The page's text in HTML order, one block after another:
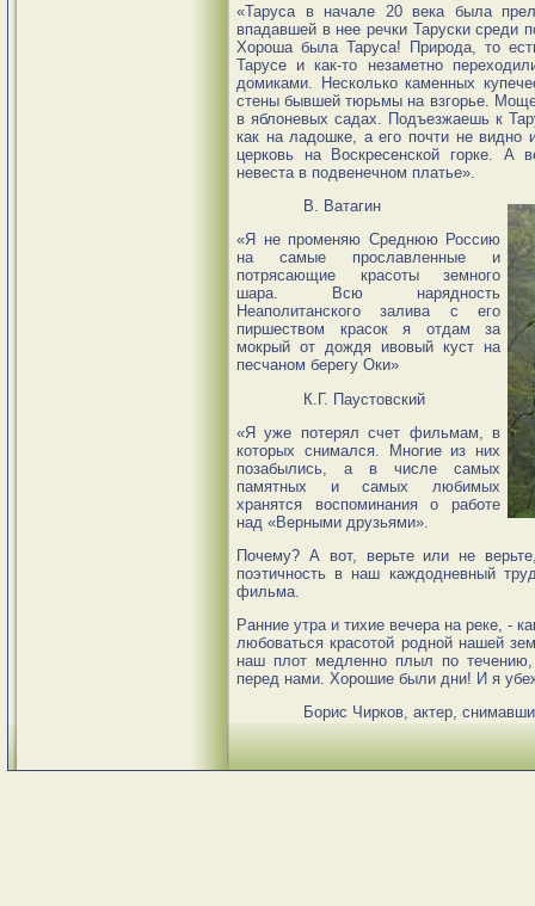
«Таруса в начале 20 века была
впадавшей в нее речки Таруски среди
Хороша была Таруса! Природа, то
Тарусе и как-то незаметно
домиками. Несколько каменных
стены бывшей тюрьмы на взгорье.
в яблоневых садах. Подъезжаешь к
как на ладошке, а его почти не видно
церковь на Воскресенской горке. А
невеста в подвенечном платье».
В. Ватагин
«Я не променяю Среднюю Россию
на самые прославленные и
потрясающие красоты земного
шара. Всю нарядность
Неаполитанского залива с его
пиршеством красок я отдам за
мокрый от дождя ивовый куст на
песчаном берегу Оки»
К.Г. Паустовский
«Я уже потерял счет фильмам, в
которых снимался. Многие из них
позабылись, а в числе самых
памятных и самых любимых
хранятся воспоминания о работе
над «Верными друзьями».
Почему? А вот, верьте или не
поэтичность в наш каждодневный
фильма.
Ранние утра и тихие вечера на реке, -
любоваться красотой родной нашей
наш плот медленно плыл по
перед нами. Хорошие были дни! И я
Борис Чирков, актер,